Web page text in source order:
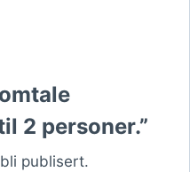
2 personer.”
publisert.